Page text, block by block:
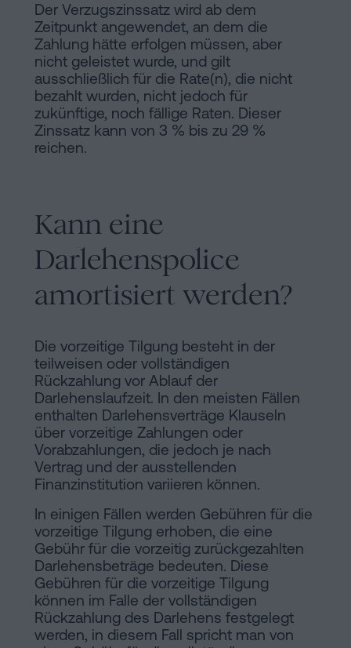
Der Verzugszinssatz wird ab dem
Zeitpunkt angewendet, an dem die
Zahlung hätte erfolgen müssen, aber
nicht geleistet wurde, und gilt
ausschließlich für die Rate(n), die nicht
bezahlt wurden, nicht jedoch für
zukünftige, noch fällige Raten. Dieser
Zinssatz kann von 3 % bis zu 29 %
reichen.
Kann eine
Darlehenspolice
amortisiert werden?
Die vorzeitige Tilgung besteht in der
teilweisen oder vollständigen
Rückzahlung vor Ablauf der
Darlehenslaufzeit. In den meisten Fällen
enthalten Darlehensverträge Klauseln
über vorzeitige Zahlungen oder
Vorabzahlungen, die jedoch je nach
Vertrag und der ausstellenden
Finanzinstitution variieren können.
In einigen Fällen werden Gebühren für die
vorzeitige Tilgung erhoben, die eine
Gebühr für die vorzeitig zurückgezahlten
Darlehensbeträge bedeuten. Diese
Gebühren für die vorzeitige Tilgung
können im Falle der vollständigen
Rückzahlung des Darlehens festgelegt
werden, in diesem Fall spricht man von